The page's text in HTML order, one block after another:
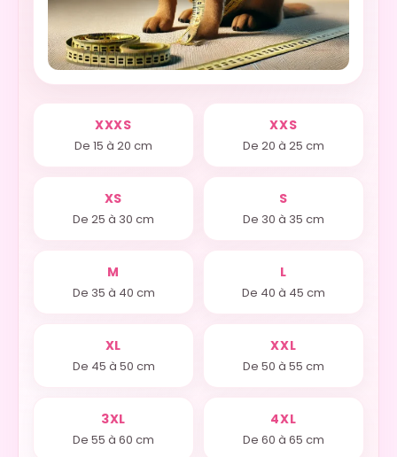
XXXS
De 15 à 20 cm
XXS
De 20 à 25 cm
XS
De 25 à 30 cm
S
De 30 à 35 cm
M
De 35 à 40 cm
L
De 40 à 45 cm
XL
De 45 à 50 cm
XXL
De 50 à 55 cm
3XL
De 55 à 60 cm
4XL
De 60 à 65 cm